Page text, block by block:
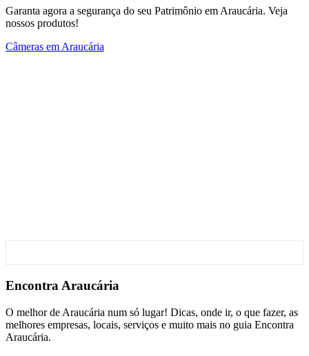
Garanta agora a segurança do seu Patrimônio em Araucária. Veja
nossos produtos!
Câmeras em Araucária
Encontra Araucária
O melhor de Araucária num só lugar! Dicas, onde ir, o que fazer, as
melhores empresas, locais, serviços e muito mais no guia Encontra
Araucária.